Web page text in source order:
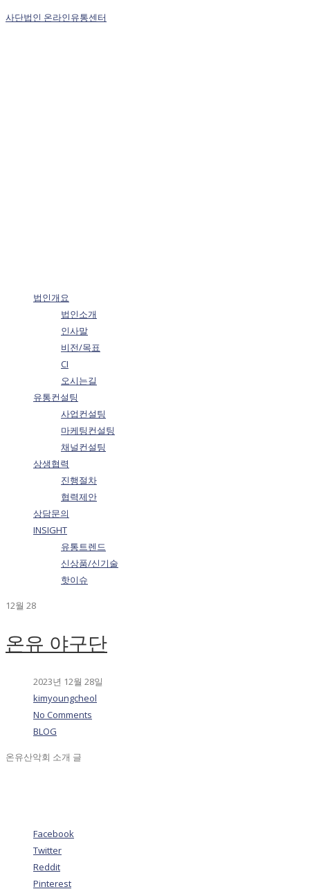
사단법인 온라인유통센터
법인개요
법인소개
인사말
비전/목표
CI
오시는길
유통컨설팅
사업컨설팅
마케팅컨설팅
채널컨설팅
상생협력
진행절차
협력제안
상담문의
INSIGHT
유통트렌드
신상품/신기술
핫이슈
12월 28
온유 야구단
2023년 12월 28일
kimyoungcheol
No Comments
BLOG
온유산악회 소개 글
Facebook
Twitter
Reddit
Pinterest